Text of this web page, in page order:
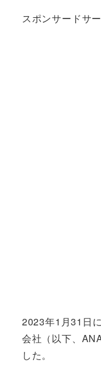
スポンサードサ
2023年1月31日
会社（以下、
した。